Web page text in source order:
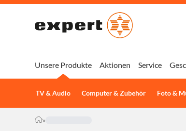
Unsere Produkte
TV & Audio Computer & Zubehör Foto &
Aktionen Service
»